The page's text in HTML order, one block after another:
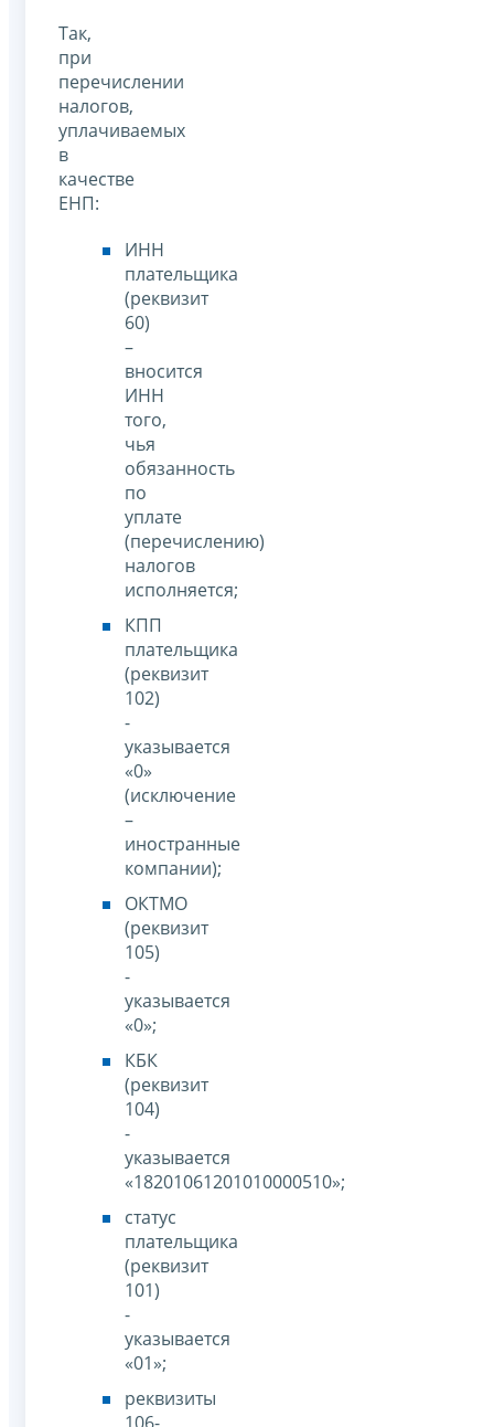
Так,
при
перечислении
налогов,
уплачиваемых
в
качестве
ЕНП:
ИНН
плательщика
(реквизит
60)
–
вносится
ИНН
того,
чья
обязанность
по
уплате
(перечислению)
налогов
исполняется;
КПП
плательщика
(реквизит
102)
-
указывается
«0»
(исключение
–
иностранные
компании);
ОКТМО
(реквизит
105)
-
указывается
«0»;
КБК
(реквизит
104)
-
указывается
«18201061201010000510»;
статус
плательщика
(реквизит
101)
-
указывается
«01»;
реквизиты
106-